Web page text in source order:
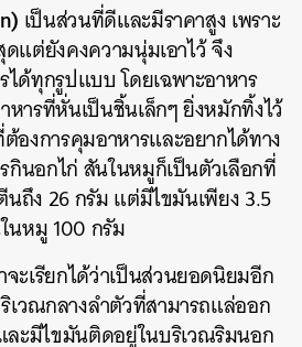
เป็นส่วนที่ดีและมีราคาสูงเพราะ
แต่ยังคงความนุ่มเอาไว้จึง
ได้ทุกรูปแบบโดยเฉพาะอาหาร
หารที่หั่นเป็นชิ้นเล็กๆยิ่งหมักทิ้งไว้
องการคุมอาหารและอยากได้ทาง
กินอกไก่สันในหมูก็เป็นตัวเลือกที่
นถึง 26กรัมแต่มีไขมันเพียง3.5
นหมู100กรัม
จะเรียกได้ว่าเป็นส่วนยอดนิยมอีก
เวณกลางลำตัวที่สามารถแล่ออก
ละมีไขมันติดอยู่ในบริเวณริมนอก